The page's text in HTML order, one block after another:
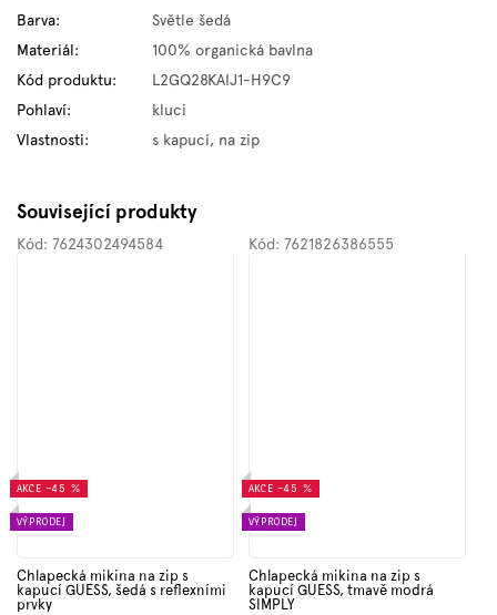
Barva:
Světle šedá
Materiál:
100% organická bavlna
Kód produktu:
L2GQ28KAIJ1-H9C9
Pohlaví:
kluci
Vlastnosti: s kapucí, na zip
Související produkty
AKCE –45 %
VÝPRODEJ
Chlapecká mikina na zip s
kapucí GUESS, šedá s reflexními
prvky
Kód: 7624302494584
AKCE –45 %
VÝPRODEJ
Chlapecká mikina na zip s
kapucí GUESS, tmavě modrá
SIMPLY
Kód: 7621826386555